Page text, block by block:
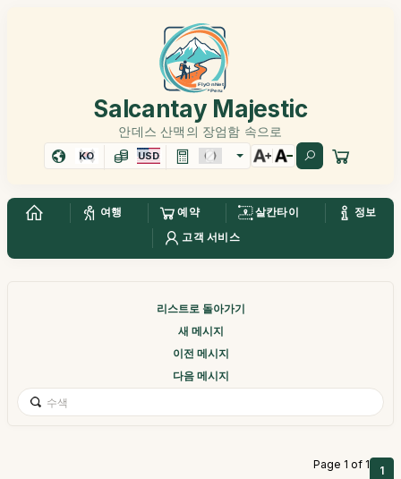
Salcantay Majestic
안데스 산맥의 장엄함 속으로
KO USD
여행 예약 살칸타이
정보
고객 서비스
리스트로 돌아가기
새 메시지
이전 메시지
다음 메시지
Page 1 of 1 1